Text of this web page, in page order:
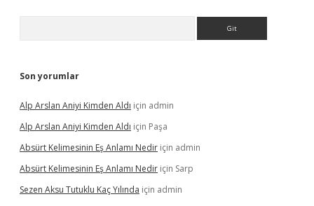
Son yorumlar
Alp Arslan Aniyi Kimden Aldı için admin
Alp Arslan Aniyi Kimden Aldı için Paşa
Absürt Kelimesinin Eş Anlamı Nedir için admin
Absürt Kelimesinin Eş Anlamı Nedir için Sarp
Sezen Aksu Tutuklu Kaç Yılında için admin